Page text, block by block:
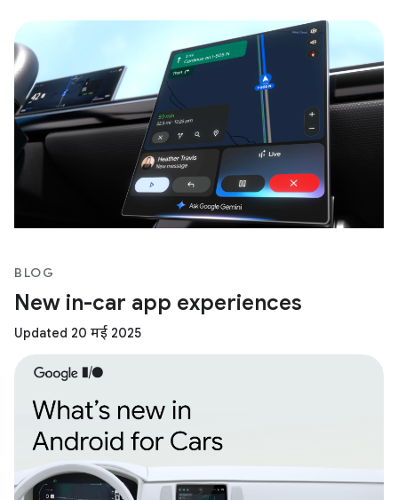
BLOG
New in-car app experiences
Updated 20 मई 2025